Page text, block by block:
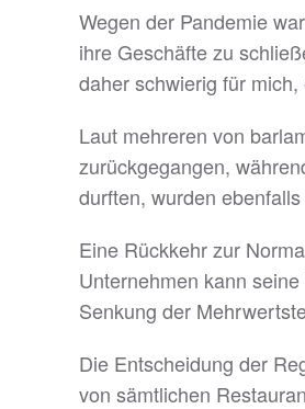
Wegen der Pandemie
ihre Geschäfte zu
daher schwierig für
Laut mehreren von
zurückgegangen,
durften, wurden
Eine Rückkehr zur
Unternehmen kann
Senkung der
Die Entscheidung der
von sämtlichen